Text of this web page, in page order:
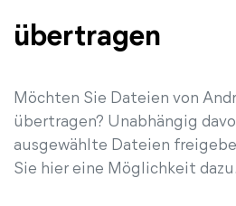
übertragen
Möchten Sie Dateien von
übertragen? Unabhängig
ausgewählte Dateien
Sie hier eine Möglichkeit dazu.